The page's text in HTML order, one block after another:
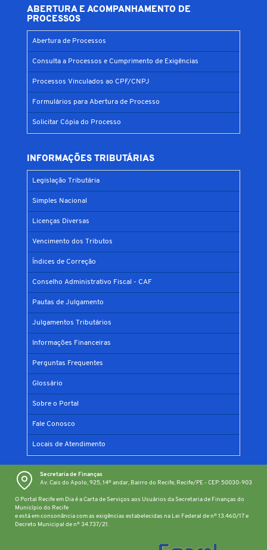
ABERTURA E ACOMPANHAMENTO DE
PROCESSOS
Abertura de Processos
Consulta a Processos e Cumprimento de Exigências
Processos Vinculados ao CPF/CNPJ
Formulários para Abertura de Processo
Solicitar Cópia do Processo
INFORMAÇÕES TRIBUTÁRIAS
Legislação Tributária
Simples Nacional
Licenças Diversas
Vencimento dos Tributos
Índices de Correção
Conselho Administrativo Fiscal - CAF
Pautas de Julgamento
Julgamentos Tributários
Informações Financeiras
Perguntas Frequentes
Glossário
Sobre o Portal
Fale Conosco
Locais de Atendimento
Secretaria de Finanças
Av. Cais do Apolo, 925, 14º andar, Bairro do Recife, Recife/PE - CEP: 50030-903
O Portal Recife em Dia é a Carta de Serviços aos Usuários da Secretaria de Finanças do
Município do Recife
e está em consonância com as exigências estabelecidas na Lei Federal de nº 13.460/17 e
Decreto Municipal de nº 34.737/21.